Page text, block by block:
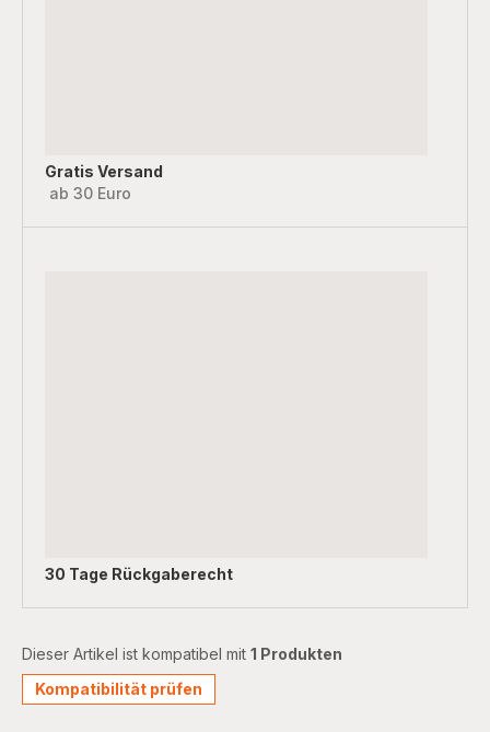
Gratis Versand
ab 30 Euro
30 Tage Rückgaberecht
Dieser Artikel ist kompatibel mit 1 Produkten
Kompatibilität prüfen